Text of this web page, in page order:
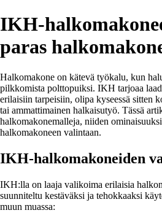
IKH-
paras
Halkomakone on kätevä työkalu, kun
pilkkomista polttopuiksi. IKH tarjoaa
erilaisiin tarpeisiin, olipa kyseessä sitten
tai ammattimainen halkaisutyö. Tässä
halkomakonemalleja, niiden
halkomakoneen valintaan.
IKH-halkomakoneiden
IKH:lla on laaja valikoima erilaisia
suunniteltu kestäväksi ja tehokkaaksi
muun muassa: